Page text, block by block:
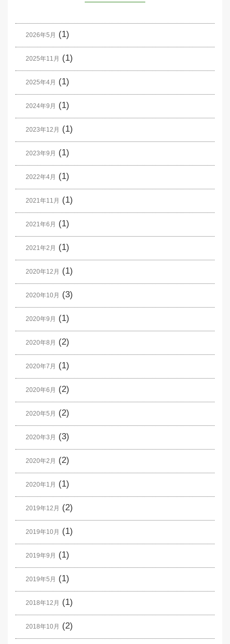
2026年5月 (1)
2025年11月 (1)
2025年4月 (1)
2024年9月 (1)
2023年12月 (1)
2023年9月 (1)
2022年4月 (1)
2021年11月 (1)
2021年6月 (1)
2021年2月 (1)
2020年12月 (1)
2020年10月 (3)
2020年9月 (1)
2020年8月 (2)
2020年7月 (1)
2020年6月 (2)
2020年5月 (2)
2020年3月 (3)
2020年2月 (2)
2020年1月 (1)
2019年12月 (2)
2019年10月 (1)
2019年9月 (1)
2019年5月 (1)
2018年12月 (1)
2018年10月 (2)